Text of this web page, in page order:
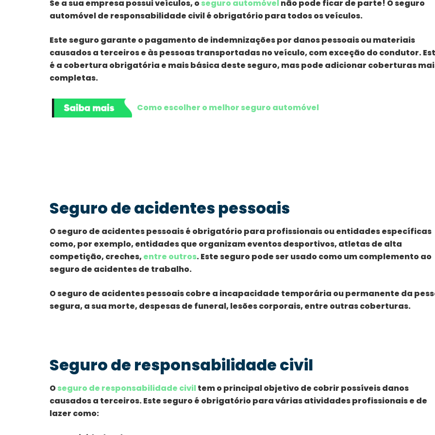
Se a sua empresa possui veículos, oseguro automóvelnão pode ficar de parte! O seguro
automóvel de responsabilidade civil é obrigatório para todos os veículos.
Este seguro garante o pagamento de indemnizações por danos pessoais ou materiais
causados a terceiros e às pessoas transportadas no veículo, com exceção do condutor.
é a cobertura obrigatória e mais básica deste seguro, mas pode adicionar coberturas
completas.
Como escolher o melhor seguro automóvel
Seguro de acidentes pessoais
O seguro de acidentes pessoais é obrigatório para profissionais ou entidades específicas
como, por exemplo, entidades que organizam eventos desportivos, atletas de alta
competição, creches, entre outros. Este seguro pode ser usado como um complemento ao
seguro de acidentes de trabalho.
O seguro de acidentes pessoais cobre a incapacidade temporária ou permanente da
segura, a sua morte, despesas de funeral, lesões corporais, entre outras coberturas.
Seguro de responsabilidade civil
Oseguro de responsabilidade civiltem o principal objetivo de cobrir possíveis danos
causados a terceiros. Este seguro é obrigatório para várias atividades profissionais e de
lazer como: